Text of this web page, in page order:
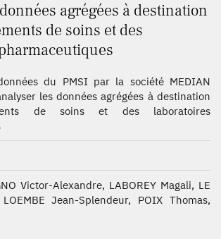
agrégées à destination
de soins et des
du PMSI par la société MEDIAN
les données agrégées à destination
de soins et des laboratoires
Victor-Alexandre, LABOREY Magali, LE
Jean-Splendeur, POIX Thomas,